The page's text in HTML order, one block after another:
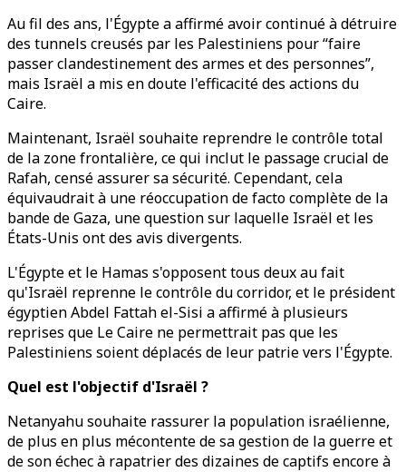
Au fil des ans, l'Égypte a affirmé avoir continué à détruire
des tunnels creusés par les Palestiniens pour “faire
passer clandestinement des armes et des personnes”,
mais Israël a mis en doute l'efficacité des actions du
Caire.
Maintenant, Israël souhaite reprendre le contrôle total
de la zone frontalière, ce qui inclut le passage crucial de
Rafah, censé assurer sa sécurité. Cependant, cela
équivaudrait à une réoccupation de facto complète de la
bande de Gaza, une question sur laquelle Israël et les
États-Unis ont des avis divergents.
L'Égypte et le Hamas s'opposent tous deux au fait
qu'Israël reprenne le contrôle du corridor, et le président
égyptien Abdel Fattah el-Sisi a affirmé à plusieurs
reprises que Le Caire ne permettrait pas que les
Palestiniens soient déplacés de leur patrie vers l'Égypte.
Quel est l'objectif d'Israël ?
Netanyahu souhaite rassurer la population israélienne,
de plus en plus mécontente de sa gestion de la guerre et
de son échec à rapatrier des dizaines de captifs encore à